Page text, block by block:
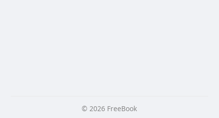
© 2026 FreeBook